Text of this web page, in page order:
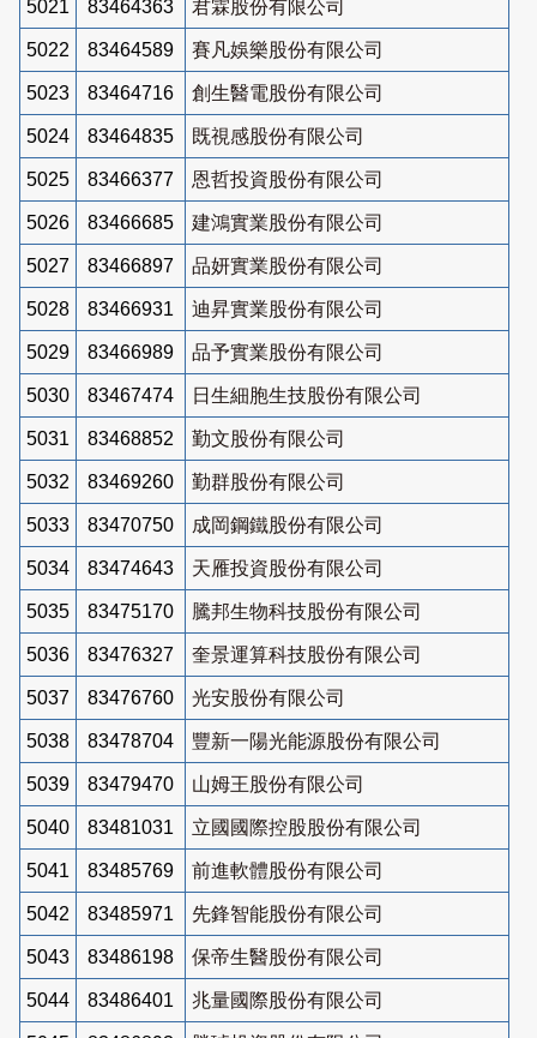
5021 83464363 君霖股份有限公司
5022 83464589 賽凡娛樂股份有限公司
5023 83464716 創生醫電股份有限公司
5024 83464835 既視感股份有限公司
5025 83466377 恩哲投資股份有限公司
5026 83466685 建鴻實業股份有限公司
5027 83466897 品妍實業股份有限公司
5028 83466931 迪昇實業股份有限公司
5029 83466989 品予實業股份有限公司
5030 83467474 日生細胞生技股份有限公司
5031 83468852 勤文股份有限公司
5032 83469260 勤群股份有限公司
5033 83470750 成岡鋼鐵股份有限公司
5034 83474643 天雁投資股份有限公司
5035 83475170 騰邦生物科技股份有限公司
5036 83476327 奎景運算科技股份有限公司
5037 83476760 光安股份有限公司
5038 83478704 豐新一陽光能源股份有限公司
5039 83479470 山姆王股份有限公司
5040 83481031 立國國際控股股份有限公司
5041 83485769 前進軟體股份有限公司
5042 83485971 先鋒智能股份有限公司
5043 83486198 保帝生醫股份有限公司
5044 83486401 兆量國際股份有限公司